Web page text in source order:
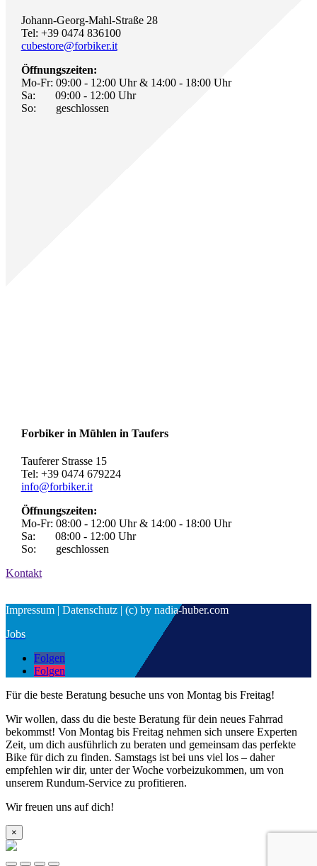
Johann-Georg-Mahl-Straße 28
Tel: +39 0474 836100
cubestore@forbiker.it
Öffnungszeiten:
Mo-Fr: 09:00 - 12:00 Uhr & 14:00 - 18:00 Uhr
Sa: 09:00 - 12:00 Uhr
So: geschlossen
Forbiker in Mühlen in Taufers
Tauferer Strasse 15
Tel: +39 0474 679224
info@forbiker.it
Öffnungszeiten:
Mo-Fr: 08:00 - 12:00 Uhr & 14:00 - 18:00 Uhr
Sa: 08:00 - 12:00 Uhr
So: geschlossen
Kontakt
Impressum | Datenschutz | (c) by nadia-huber.com
Jobs
Folgen
Folgen
Für die beste Beratung besuche uns von Montag bis Freitag!
Wir wollen, dass du die beste Beratung für dein neues Fahrrad
bekommst! Von Montag bis Freitag nehmen sich unsere Experten
Zeit, um dich ausführlich zu beraten und gemeinsam das perfekte
Bike für dich zu finden. Samstags ist bei uns viel los – daher
empfehlen wir dir, unter der Woche vorbeizukommen, um von
unserem Rundum-Service zu profitieren.
Wir freuen uns auf dich!
×